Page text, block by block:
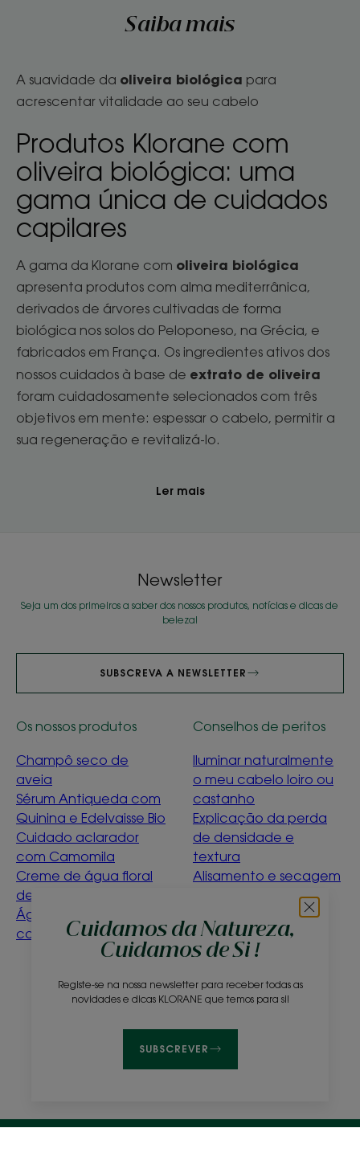
Saiba mais
A suavidade da oliveira biológica para
acrescentar vitalidade ao seu cabelo
Produtos Klorane com
oliveira biológica: uma
gama única de cuidados
capilares
A gama da Klorane com oliveira biológica
apresenta produtos com alma mediterrânica,
derivados de árvores cultivadas de forma
biológica nos solos do Peloponeso, na Grécia, e
fabricados em França. Os ingredientes ativos dos
nossos cuidados à base de extrato de oliveira
foram cuidadosamente selecionados com três
objetivos em mente: espessar o cabelo, permitir a
sua regeneração e revitalizá-lo.
Ler mais
Cuidamos da Natureza,
Cuidamos de Si !
Registe-se na nossa newsletter para receber todas as
novidades e dicas KLORANE que temos para si!
SUBSCREVER
Newsletter
Seja um dos primeiros a saber dos nossos produtos, notícias e dicas de
beleza!
SUBSCREVA A NEWSLETTER
Os nossos produtos
Champô seco de
aveia
Sérum Antiqueda com
Quinina e Edelvaisse Bio
Cuidado aclarador
com Camomila
Creme de água floral
de ciano bio
Água de limpeza de
calêndula para bebés
Conselhos de peritos
Iluminar naturalmente
o meu cabelo loiro ou
castanho
Explicação da perda
de densidade e
textura
Alisamento e secagem
Aquatique
O que significa ser
Perguntas frequentesContacto